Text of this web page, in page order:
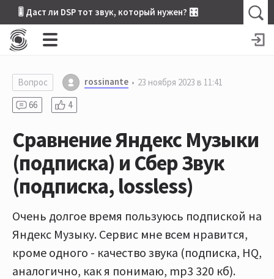
🎚 Даст ли DSP тот звук, который нужен? 🎛
Вопрос rossinante
23 ноября 2023 в 11:41
66
4
Сравнение Яндекс Музыки
(подписка) и Сбер Звук
(подписка, lossless)
Очень долгое время пользуюсь подпиской на
Яндекс Музыку. Сервис мне всем нравится,
кроме одного - качество звука (подписка, HQ,
аналогично, как я понимаю, mp3 320 кб).